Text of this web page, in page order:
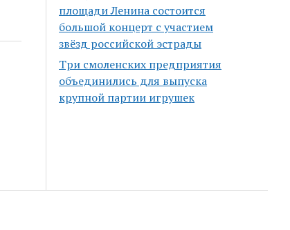
площади Ленина состоится
большой концерт с участием
звёзд российской эстрады
Три смоленских предприятия
объединились для выпуска
крупной партии игрушек